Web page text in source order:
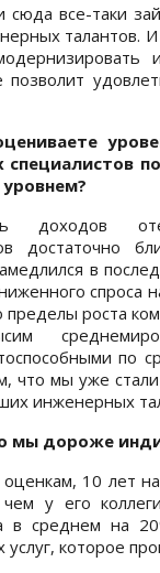
сюда все-таки
талантов. И
позволит
специалистов
доходов
достаточно
в
спроса
пределы роста
по
что мы уже
инженерных
мы дороже
10 лет
у его
в среднем на
которое